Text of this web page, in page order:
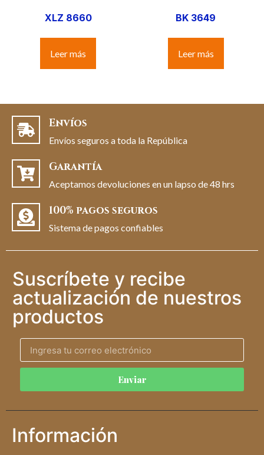
XLZ 8660
Leer más
BK 3649
Leer más
Envíos
Envíos seguros a toda la República
Garantía
Aceptamos devoluciones en un lapso de 48 hrs
100% pagos seguros
Sistema de pagos confiables
Suscríbete y recibe
actualización de nuestros
productos
Enviar
Información